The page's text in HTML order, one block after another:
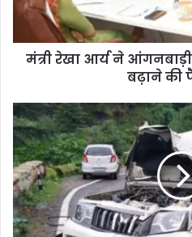
मंत्री रेखा आर्य ने
बढ़ाने की